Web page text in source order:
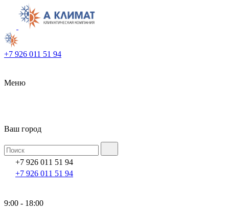
+7 926 011 51 94
Меню
Ваш город
+7 926 011 51 94
+7 926 011 51 94
9:00 - 18:00